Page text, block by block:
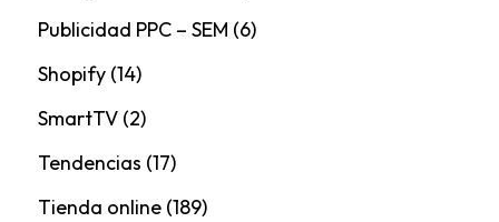
Publicidad PPC – SEM (6)
Shopify(14)
SmartTV(2)
Tendencias (17)
Tienda online(189)